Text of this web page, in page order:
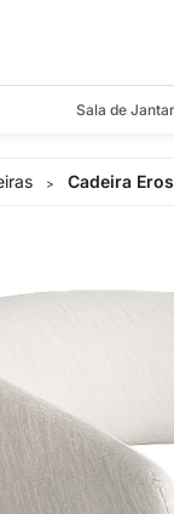
Sala de Jantar
Adegas
> Cadeira Eros